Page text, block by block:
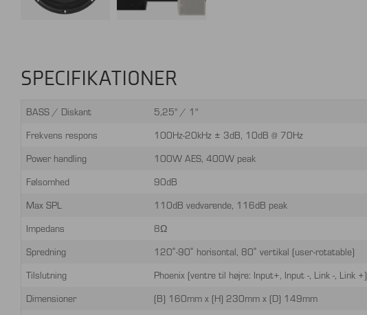
SPECIFIKATIONER
BASS / Diskant
5,25" / 1"
Frekvens respons
100Hz-20kHz ± 3dB, 10dB @ 70Hz
Power handling
100W AES, 400W peak
Følsomhed
90dB
Max SPL
110dB vedvarende, 116dB peak
Impedans
8Ω
Spredning
120˚-90˚ horisontal, 80˚ vertikal (user-rotatable)
Tilslutning
Phoenix (ventre til højre: Input+, Input -, Link -, Link +)
Dimensioner
(B) 160mm x (H) 230mm x (D) 149mm